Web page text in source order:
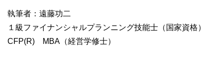
執筆者：遠藤功二
１級ファイナンシャルプランニング技能士（国家資格）
CFP(R) MBA（経営学修士）